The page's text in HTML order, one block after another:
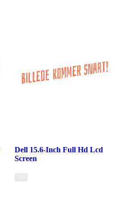
Dell 15.6-Inch Full Hd Lcd
Screen